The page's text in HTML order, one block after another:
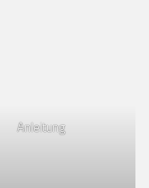
Anleitung